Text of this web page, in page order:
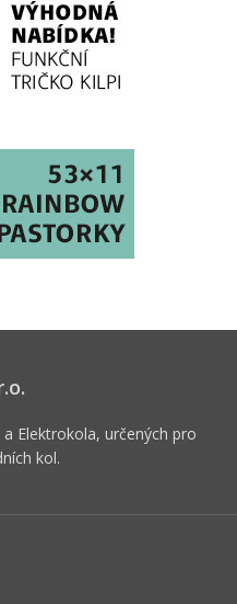
Elektrokola, určených pro
kol.